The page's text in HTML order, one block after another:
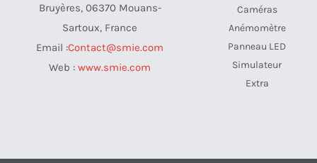
Bruyères, 06370 Mouans-
Sartoux, France
Email :Contact@smie.com
Web : www.smie.com
Caméras
Anémomètre
Panneau LED
Simulateur
Extra